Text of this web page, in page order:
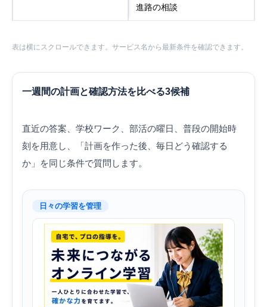
進路の相談
表は横にスクロールできます。サービス名から最新条件を確認できます。
一週間の計画と確認方法を比べる3候補
直近の答案、学校ワーク、部活の曜日、普段の開始時
刻を用意し、「計画を作った後、毎日どう確認する
か」を同じ条件で質問します。
日々の学習を管理